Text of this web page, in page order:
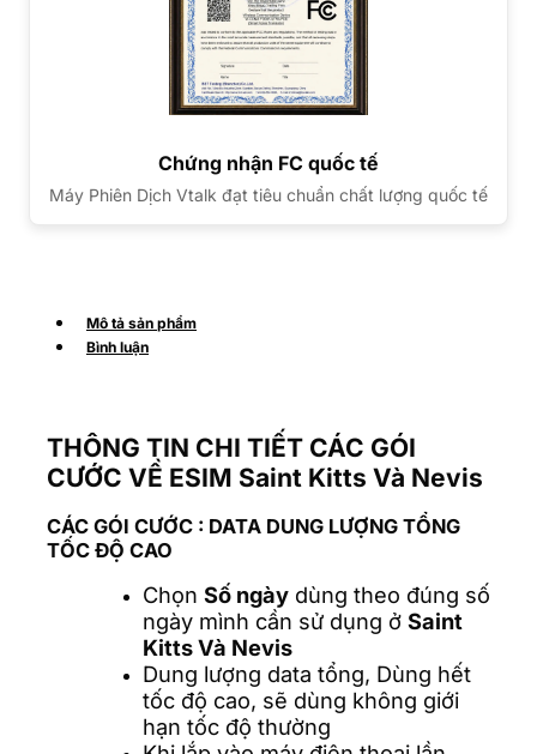
Chứng nhận FC quốc tế
Máy Phiên Dịch Vtalk đạt tiêu chuẩn chất lượng quốc tế
Mô tả sản phẩm
Bình luận
THÔNG TIN CHI TIẾT CÁC GÓI
CƯỚC VỀ ESIM Saint Kitts Và Nevis
CÁC GÓI CƯỚC : DATA DUNG LƯỢNG TỔNG
TỐC ĐỘ CAO
Chọn Số ngày dùng theo đúng số
ngày mình cần sử dụng ở Saint
Kitts Và Nevis
Dung lượng data tổng, Dùng hết
tốc độ cao, sẽ dùng không giới
hạn tốc độ thường